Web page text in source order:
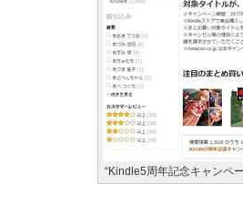
“Kindle5周年記念キャンペ